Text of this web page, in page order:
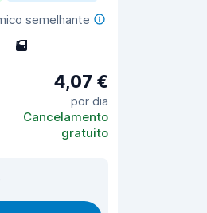
semelhante
5
4,07 €
por dia
Cancelamento
gratuito